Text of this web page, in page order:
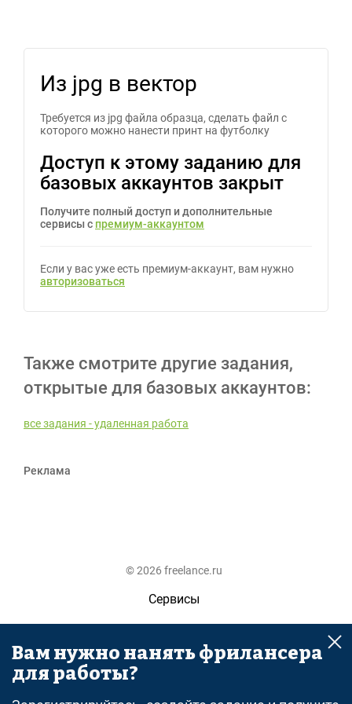
Из jpg в вектор
Требуется из jpg файла образца, сделать файл с
которого можно нанести принт на футболку
Доступ к этому заданию для
базовых аккаунтов закрыт
Получите полный доступ и дополнительные
сервисы с премиум-аккаунтом
Если у вас уже есть премиум-аккаунт, вам нужно
авторизоваться
Также смотрите другие задания,
открытые для базовых аккаунтов:
все задания - удаленная работа
Реклама
© 2026 freelance.ru
Сервисы
Помощь
Поиск
Вам нужно нанять фрилансера
для работы?